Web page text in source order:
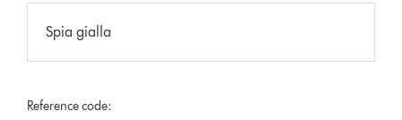
Spia gialla
Reference code: